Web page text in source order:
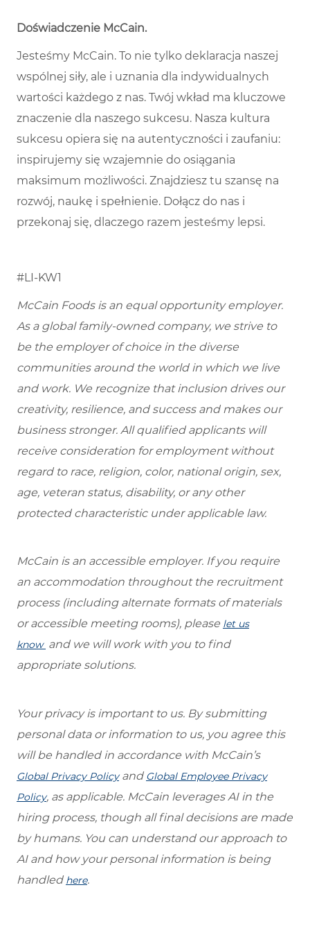
Doświadczenie McCain.
Jesteśmy McCain. To nie tylko deklaracja naszej
wspólnej siły, ale i uznania dla indywidualnych
wartości każdego z nas. Twój wkład ma kluczowe
znaczenie dla naszego sukcesu. Nasza kultura
sukcesu opiera się na autentyczności i zaufaniu:
inspirujemy się wzajemnie do osiągania
maksimum możliwości. Znajdziesz tu szansę na
rozwój, naukę i spełnienie. Dołącz do nas i
przekonaj się, dlaczego razem jesteśmy lepsi.
#LI-KW1
McCain Foods is an equal opportunity employer.
As a global family-owned company, we strive to
be the employer of choice in the diverse
communities around the world in which we live
and work. We recognize that inclusion drives our
creativity, resilience, and success and makes our
business stronger. All qualified applicants will
receive consideration for employment without
regard to race, religion, color, national origin, sex,
age, veteran status, disability, or any other
protected characteristic under applicable law.
McCain is an accessible employer. If you require
an accommodation throughout the recruitment
process (including alternate formats of materials
or accessible meeting rooms), please let us
know and we will work with you to find
appropriate solutions.
Your privacy is important to us. By submitting
personal data or information to us, you agree this
will be handled in accordance with McCain’s
Global Privacy Policyand Global Employee Privacy
Policy, as applicable. McCain leverages AI in the
hiring process, though all final decisions are made
by humans. You can understand our approach to
AI and how your personal information is being
handled here.